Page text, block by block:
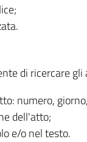
di ricercare
numero,
dell'atto;
e/o nel testo.